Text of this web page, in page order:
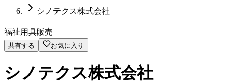
シノテクス株式会社
福祉用具販売
共有する お気に入り
シノテクス株式会社